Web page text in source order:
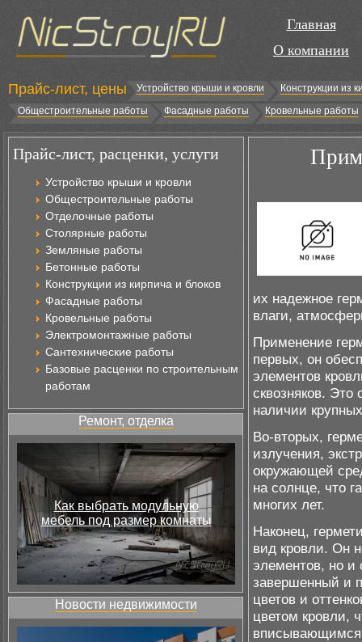
Главная
О компании
Прайс-лист, цены Устройство крыши и кровли
Конструкции из
Общестроительные работы
Фасадные работы Кровельные работы
Прайс-лист, расценки, услуги
Устройство крыши и кровли
Общестроительные работы
Отделочные работы
Столярные работы
Земляные работы
Бетонные работы
Конструкции из кирпича и блоков
Фасадные работы
Кровельные работы
Электромонтажные работы
Сантехнические работы
Базовые расценки по строительным
работам
Ремонт, отделка
Как выбрать модульную
мебель под размер комнаты
Новости недвижимости
их надежное
влаги,
Применение
первых, он
элементов
сквозняков.
наличии
Во-вторых,
излучения,
окружающей
на солнце, что
многих лет.
Наконец,
вид кровли. Он
элементов, но и
завершенный и
цветов и
цветом кровли,